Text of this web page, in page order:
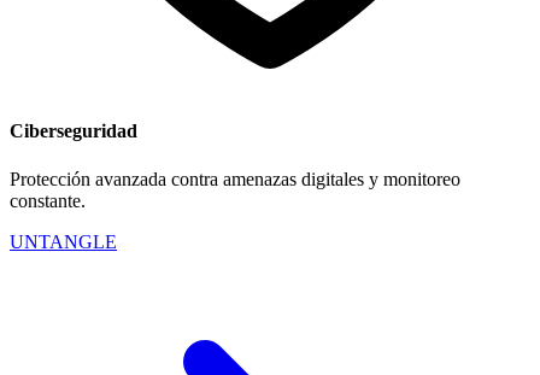
Ciberseguridad
Protección avanzada contra amenazas digitales y monitoreo
constante.
UNTANGLE